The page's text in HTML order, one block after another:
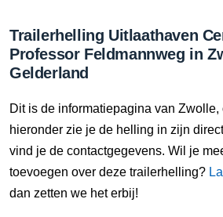
Trailerhelling Uitlaathaven
Professor Feldmannweg in
Gelderland
Dit is de informatiepagina van Zwolle,
hieronder zie je de helling in zijn
vind je de contactgegevens. Wil je
toevoegen over deze trailerhelling?
dan zetten we het erbij!